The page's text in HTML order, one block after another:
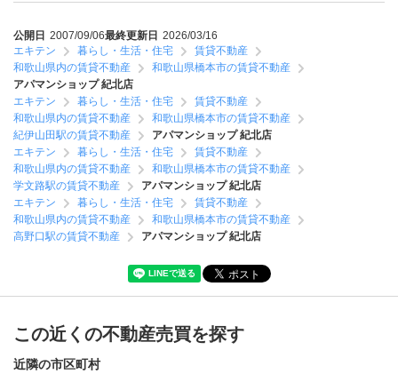
公開日 2007/09/06最終更新日 2026/03/16
エキテン
暮らし・生活・住宅
賃貸不動産
和歌山県内の賃貸不動産
和歌山県橋本市の賃貸不動産
アパマンショップ 紀北店
エキテン
暮らし・生活・住宅
賃貸不動産
和歌山県内の賃貸不動産
和歌山県橋本市の賃貸不動産
紀伊山田駅の賃貸不動産
アパマンショップ 紀北店
エキテン
暮らし・生活・住宅
賃貸不動産
和歌山県内の賃貸不動産
和歌山県橋本市の賃貸不動産
学文路駅の賃貸不動産
アパマンショップ 紀北店
エキテン
暮らし・生活・住宅
賃貸不動産
和歌山県内の賃貸不動産
和歌山県橋本市の賃貸不動産
高野口駅の賃貸不動産
アパマンショップ 紀北店
この近くの不動産売買を探す
近隣の市区町村